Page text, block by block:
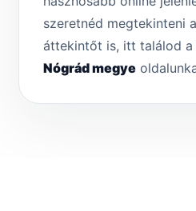
szeretnéd megtekinteni
áttekintőt is, itt találod a
Nógrád megye